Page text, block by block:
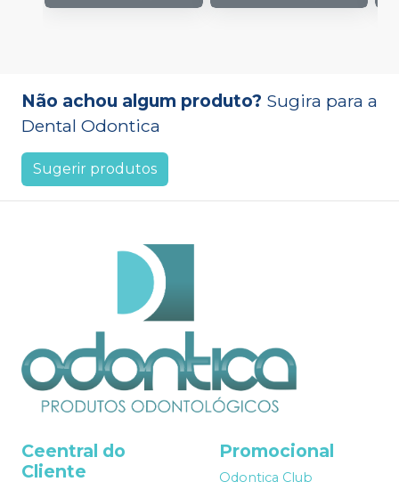
Não achou algum produto? Sugira para a
Dental Odontica
Sugerir produtos
Ceentral do
Cliente
Promocional
Odontica Club